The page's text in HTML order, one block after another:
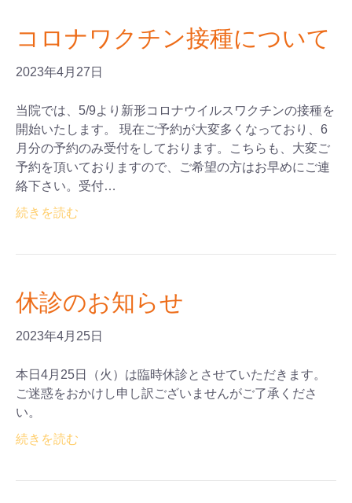
コロナワクチン接種について
2023年4月27日
当院では、5/9より新形コロナウイルスワクチンの接種を
開始いたします。 現在ご予約が大変多くなっており、6
月分の予約のみ受付をしております。こちらも、大変ご
予約を頂いておりますので、ご希望の方はお早めにご連
絡下さい。受付…
続きを読む
休診のお知らせ
2023年4月25日
本日4月25日（火）は臨時休診とさせていただきます。
ご迷惑をおかけし申し訳ございませんがご了承くださ
い。
続きを読む